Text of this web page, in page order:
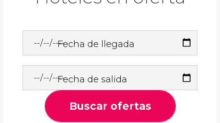
Fecha de llegada
Fecha de salida
Buscar ofertas